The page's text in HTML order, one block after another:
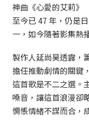
神曲《心愛的艾莉》
至今已 47 年，仍是
一，如今隨著影集熱
製作人延尚昊透露，
擔任推動劇情的關鍵
這首歌是不二之選。
嗓音，讓這首浪漫卻
惆悵情緒不謀而合，